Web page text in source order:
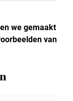
we gemaakt
van